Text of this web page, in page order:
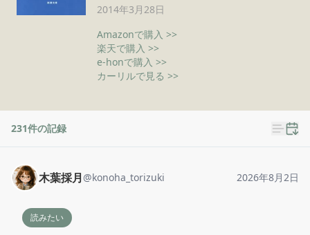
2014年3月28日
Amazonで購入 >>
楽天で購入 >>
e-honで購入 >>
カーリルで見る >>
231件の記録
木葉採月 @konoha_torizuki 2026年8月2日
読みたい